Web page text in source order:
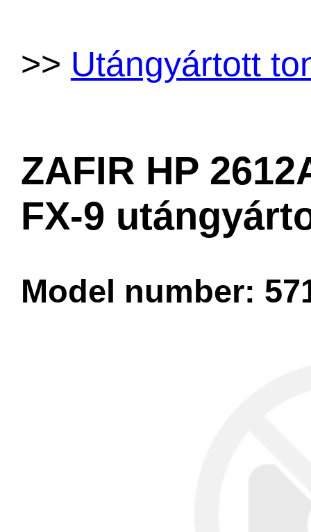
>> Utángyártott
ZAFIR HP
FX-9
Model number: